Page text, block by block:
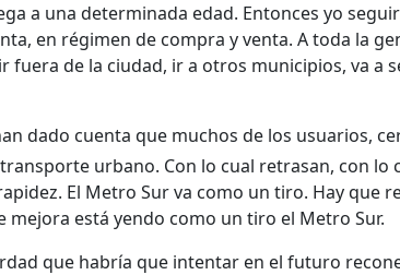
a una determinada edad. Entonces yo
en régimen de compra y venta. A toda la
fuera de la ciudad, ir a otros municipios, va a
dado cuenta que muchos de los usuarios,
urbano. Con lo cual retrasan, con lo
El Metro Sur va como un tiro. Hay que
mejora está yendo como un tiro el Metro Sur.
que habría que intentar en el futuro